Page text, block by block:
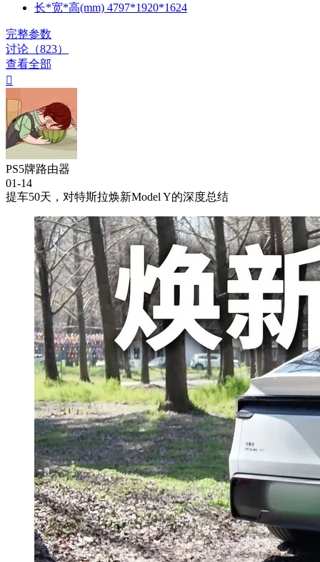
长*宽*高(mm) 4797*1920*1624
完整参数
讨论（823）
查看全部

PS5牌路由器
01-14
提车50天，对特斯拉焕新Model Y的深度总结